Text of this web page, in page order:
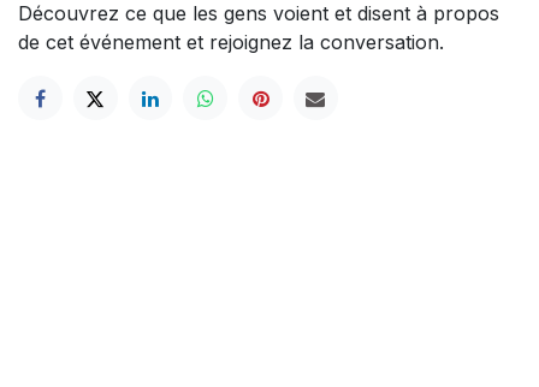
Découvrez ce que les gens voient et disent à propos
de cet événement et rejoignez la conversation.